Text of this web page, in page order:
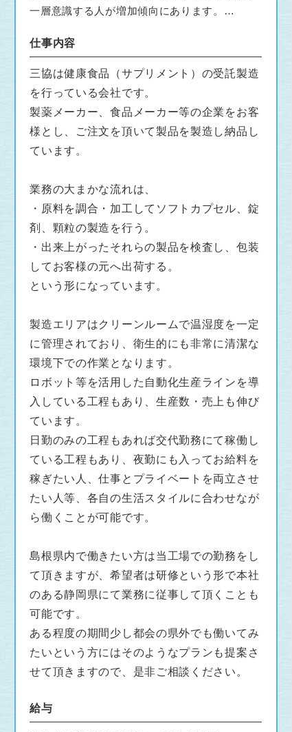
一層意識する人が増加傾向にあります。
療する」と言う考えから、「病気になる前に予
防する」という考え方の人が増えてきているの
です。
そういった考えに基づき、日々の健康維持の手
り、サプリメントを摂取する方が増えていま
す。
私たち三協は、そんなサプリメントの製造を通
して、健康を支えるお仕事をしています。
受託製造という形であるため、表立って「三
協」という名前が出ることはほとんどありませ
ん。
しかし町の中を探してみれば、必ずどこかに私
になっているはずです。
そんな健康を陰で支える仕事をしています。
「すべての人々が健康で笑顔にあふれる社会」
の実現を目指して一緒に働いてみませんか？
仕事内容
三協は健康食品（サプリメント）の受託製造
を行っている会社です。
製薬メーカー、食品メーカー等の企業をお客
様とし、ご注文を頂いて製品を製造し納品し
ています。
業務の大まかな流れは、
・原料を調合・加工してソフトカプセル、錠
剤、顆粒の製造を行う。
・出来上がったそれらの製品を検査し、包装
してお客様の元へ出荷する。
という形になっています。
製造エリアはクリーンルームで温湿度を一定
に管理されており、衛生的にも非常に清潔な
環境下での作業となります。
ロボット等を活用した自動化生産ラインを導
入している工程もあり、生産数・売上も伸び
ています。
日勤のみの工程もあれば交代勤務にて稼働し
ている工程もあり、夜勤にも入ってお給料を
稼ぎたい人、仕事とプライベートを両立させ
たい人等、各自の生活スタイルに合わせなが
ら働くことが可能です。
島根県内で働きたい方は当工場での勤務をし
て頂きますが、希望者は研修という形で本社
のある静岡県にて業務に従事して頂くことも
可能です。
ある程度の期間少し都会の県外でも働いてみ
たいという方にはそのようなプランも提案さ
せて頂きますので、是非ご相談ください。
給与